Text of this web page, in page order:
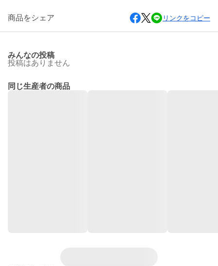
商品をシェア リンクをコピー
みんなの投稿
投稿はありません
同じ生産者の商品